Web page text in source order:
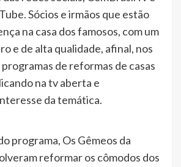
Sócios e irmãos que estão
na casa dos famosos, com um
e de alta qualidade, afinal, nos
de reformas de casas
na tv aberta e
da temática.
programa, Os Gêmeos da
reformar os cômodos dos